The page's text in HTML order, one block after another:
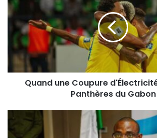
Quand une Coupure
Panthères du Gabon